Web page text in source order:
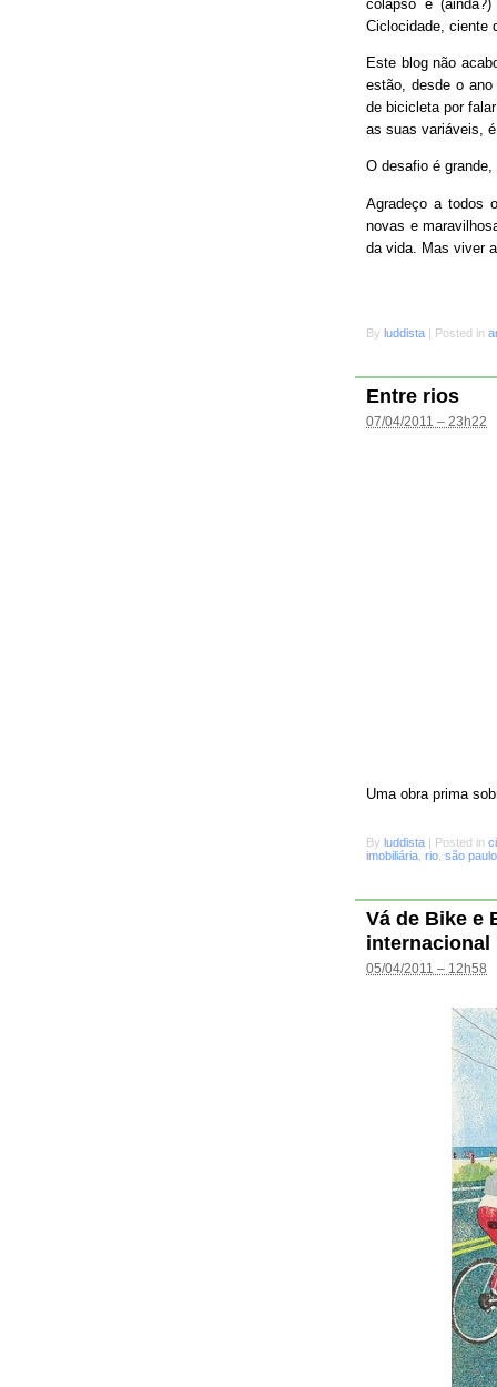
colapso e
Ciclocidade, ciente
Este blog não
estão, desde o ano
de bicicleta por
as suas variáveis,
O desafio é
Agradeço a todos
novas e
da vida. Mas viver
By luddista | Posted in
Entre rios
07/04/2011 – 23h22
Uma obra prima
By luddista | Posted in
imobiliária rio são paulo
Vá de Bike e
internacional
05/04/2011 – 12h58